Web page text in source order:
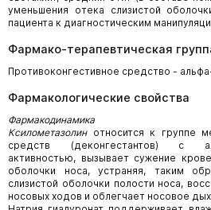
уменьшения отека слизистой
пациента к диагностическим
Фармако-терапевтическая
Противоконгестивное средство -
Фармакологические свойства
Фармакодинамика
Ксилометазолинотносится к группе
средств (деконгестантов) с
активностью, вызывает сужение
оболочки носа, устраняя, таким
слизистой оболочки полости носа,
носовых ходов и облегчает носовое